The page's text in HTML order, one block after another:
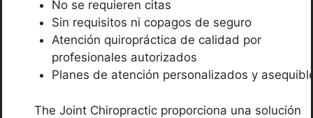
No se requieren citas
Sin requisitos ni copagos de seguro
Atención quiropráctica de calidad por
profesionales autorizados
Planes de atención personalizados y
The Joint Chiropractic proporciona una solución